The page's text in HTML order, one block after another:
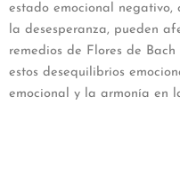
estado emocional
la desesperanza, pueden
remedios de Flores de
estos desequilibrios
emocional y la armonía en